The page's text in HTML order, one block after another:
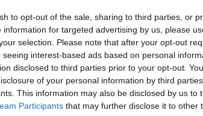
to opt-out of the sale, sharing to third parties, or
information for targeted advertising by us, please
selection. Please note that after your opt-out
seeing interest-based ads based on personal
disclosed to third parties prior to your opt-out.
of your personal information by third
This information may also be disclosed by us to
Participants that may further disclose it to other
Cristian